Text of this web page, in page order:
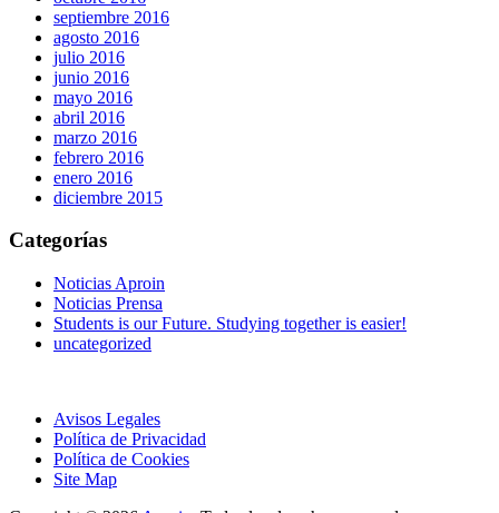
septiembre 2016
agosto 2016
julio 2016
junio 2016
mayo 2016
abril 2016
marzo 2016
febrero 2016
enero 2016
diciembre 2015
Categorías
Noticias Aproin
Noticias Prensa
Students is our Future. Studying together is easier!
uncategorized
Avisos Legales
Política de Privacidad
Política de Cookies
Site Map